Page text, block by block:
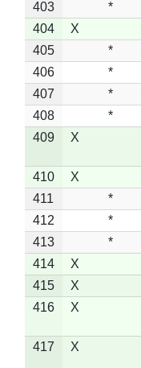
403
*
404
X
405
*
406
*
407
*
408
*
409
X
410 X
411
*
412
*
413
*
414
X
415
X
416
X
417 X